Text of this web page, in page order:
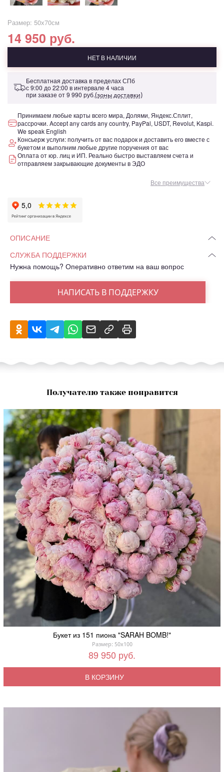
Размер: 50х70см
14 950 руб.
НЕТ В НАЛИЧИИ
Бесплатная доставка в пределах СПб
с 9:00 до 22:00 в интервале 4 часа
при заказе от9 990 руб.(зоны доставки)
Принимаем любые карты всего мира, Долями, Яндекс.Сплит,
рассрочки. Accept any cards any country, PayPal, USDT, Revolut, Kaspi.
We speak English
Консьерж услуги: получить от вас подарок и доставить его вместе с
букетом и выполним любые другие поручения от вас
Оплата от юр. лиц и ИП. Реально быстро выставляем счета и
отправляем закрывающие документы в ЭДО
Все преимущества
ОПИСАНИЕ
СЛУЖБА ПОДДЕРЖКИ
Нужна помощь? Оперативно ответим на ваш вопрос
НАПИСАТЬ В ПОДДЕРЖКУ
Получателю также понравится
Букет из 151 пиона "SARAH BOMB!"
Размер: 50x100
89 950 руб.
В КОРЗИНУ